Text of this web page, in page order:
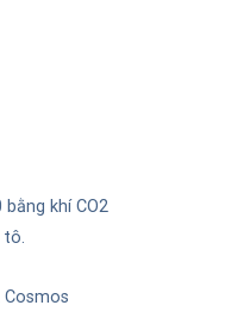
khí CO2
tô.
Cosmos